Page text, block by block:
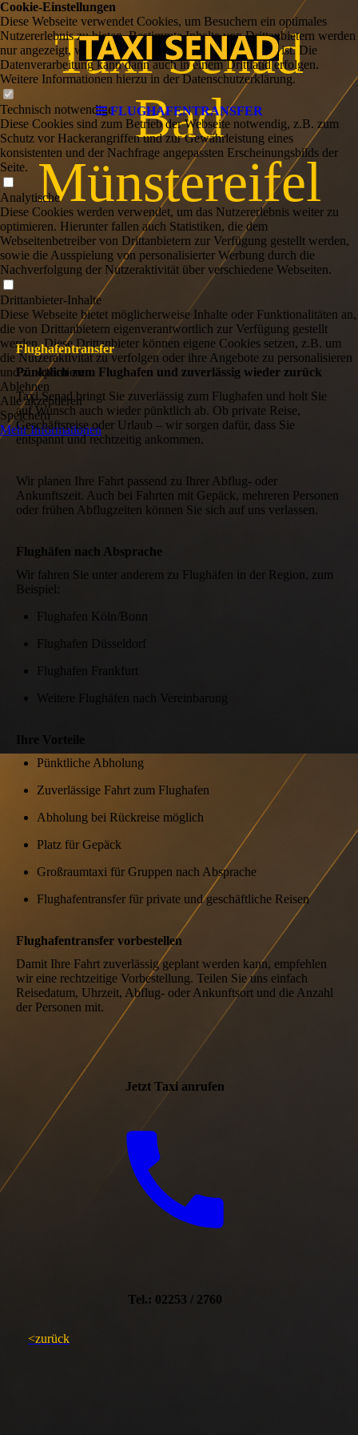
FLUGHAFENTRANSFER
Taxi Senad
Bad
Münstereifel
Flughafentransfer
Pünktlich zum Flughafen und zuverlässig wieder zurück
Taxi Senad bringt Sie zuverlässig zum Flughafen und holt Sie
auf Wunsch auch wieder pünktlich ab. Ob private Reise,
Geschäftsreise oder Urlaub – wir sorgen dafür, dass Sie
entspannt und rechtzeitig ankommen.
Wir planen Ihre Fahrt passend zu Ihrer Abflug- oder
Ankunftszeit. Auch bei Fahrten mit Gepäck, mehreren Personen
oder frühen Abflugzeiten können Sie sich auf uns verlassen.
Flughäfen nach Absprache
Wir fahren Sie unter anderem zu Flughäfen in der Region, zum
Beispiel:
Flughafen Köln/Bonn
Flughafen Düsseldorf
Flughafen Frankfurt
Weitere Flughäfen nach Vereinbarung
Ihre Vorteile
Pünktliche Abholung
Zuverlässige Fahrt zum Flughafen
Abholung bei Rückreise möglich
Platz für Gepäck
Großraumtaxi für Gruppen nach Absprache
Flughafentransfer für private und geschäftliche Reisen
Flughafentransfer vorbestellen
Damit Ihre Fahrt zuverlässig geplant werden kann, empfehlen
wir eine rechtzeitige Vorbestellung. Teilen Sie uns einfach
Reisedatum, Uhrzeit, Abflug- oder Ankunftsort und die Anzahl
der Personen mit.
Jetzt Taxi anrufen
Tel.: 02253 / 2760
<zurück
Cookie-Einstellungen
Diese Webseite verwendet Cookies, um Besuchern ein optimales
Nutzererlebnis zu bieten. Bestimmte Inhalte von Drittanbietern werden
nur angezeigt, wenn die entsprechende Option aktiviert ist. Die
Datenverarbeitung kann dann auch in einem Drittland erfolgen.
Weitere Informationen hierzu in der Datenschutzerklärung.
Technisch notwendige
Diese Cookies sind zum Betrieb der Webseite notwendig, z.B. zum
Schutz vor Hackerangriffen und zur Gewährleistung eines
konsistenten und der Nachfrage angepassten Erscheinungsbilds der
Seite.
Analytische
Diese Cookies werden verwendet, um das Nutzererlebnis weiter zu
optimieren. Hierunter fallen auch Statistiken, die dem
Webseitenbetreiber von Drittanbietern zur Verfügung gestellt werden,
sowie die Ausspielung von personalisierter Werbung durch die
Nachverfolgung der Nutzeraktivität über verschiedene Webseiten.
Drittanbieter-Inhalte
Diese Webseite bietet möglicherweise Inhalte oder Funktionalitäten an,
die von Drittanbietern eigenverantwortlich zur Verfügung gestellt
werden. Diese Drittanbieter können eigene Cookies setzen, z.B. um
die Nutzeraktivität zu verfolgen oder ihre Angebote zu personalisieren
und zu optimieren.
Ablehnen
Alle akzeptieren
Speichern
Mehr Informationen